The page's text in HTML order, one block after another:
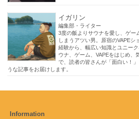
イガリン
編集部・ライター
3度の飯よりサウナを愛し、ゲー
しまうアツい男。原宿のVAPEシ
経験から、幅広い知識とユニー
ウナ、ゲーム、VAPEをはじめ、
で、読者の皆さんが「面白い！
うな記事をお届けします。
Information